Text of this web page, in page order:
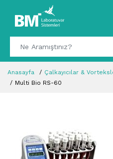
Anasayfa Çalkayıcılar &
Multi Bio RS-60